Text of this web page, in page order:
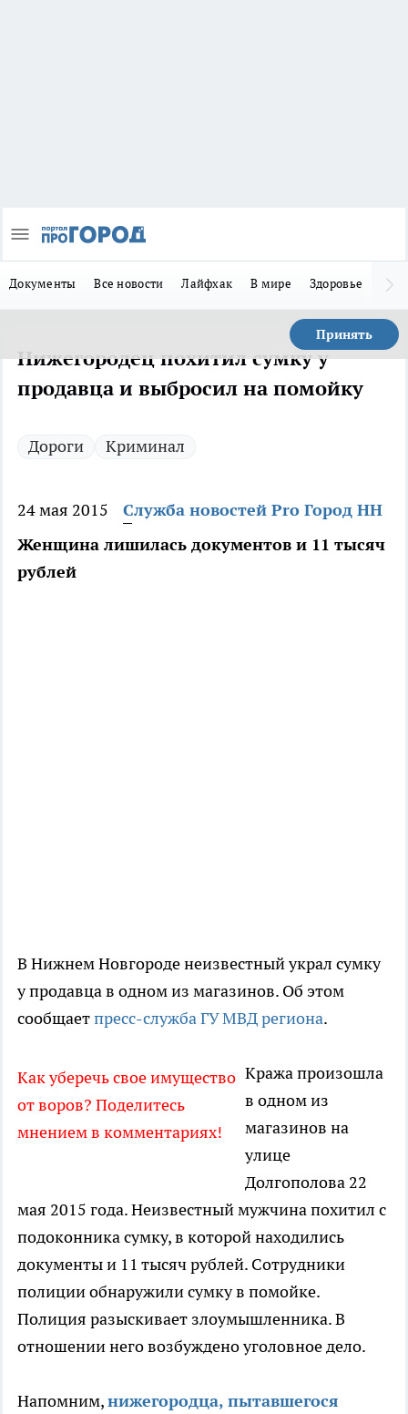
Документы Все новости Лайфхак В мире Здоровье
Принять
Нижегородец похитил сумку у
продавца и выбросил на помойку
Дороги Криминал
24 мая 2015
Служба новостей Pro Город НН
Женщина лишилась документов и 11 тысяч
рублей
В Нижнем Новгороде неизвестный украл сумку
у продавца в одном из магазинов. Об этом
сообщаетпресс-служба ГУ МВД региона.
Как уберечь свое имущество
от воров? Поделитесь
мнением в комментариях!
Кража произошла
в одном из
магазинов на
улице
Долгополова 22
мая 2015 года. Неизвестный мужчина похитил с
подоконника сумку, в которой находились
документы и 11 тысяч рублей. Сотрудники
полиции обнаружили сумку в помойке.
Полиция разыскивает злоумышленника. В
отношении него возбуждено уголовное дело.
Напомним,нижегородца, пытавшегося